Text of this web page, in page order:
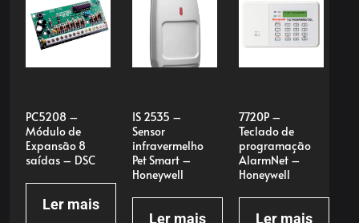
PC5208 –
Módulo de
Expansão 8
saídas – DSC
Ler mais
IS 2535 –
Sensor
infravermelho
Pet Smart –
Honeywell
Ler mais
7720P –
Teclado de
programação
AlarmNet –
Honeywell
Ler mais